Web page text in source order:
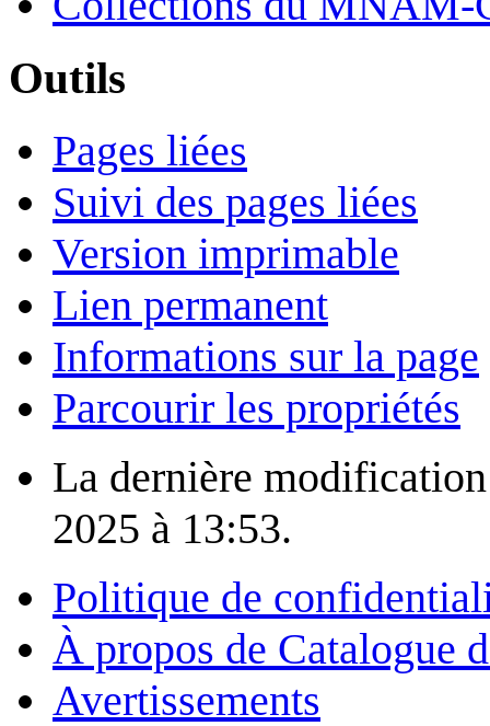
Outils
Pages liées
Suivi des pages liées
Version imprimable
Lien permanent
Informations sur la page
Parcourir les propriétés
La dernière
2025 à 13:53.
Politique de
À propos de Catalogue
Avertissements